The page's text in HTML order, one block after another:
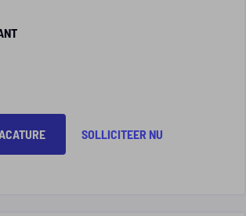
SOLLICITEER NU